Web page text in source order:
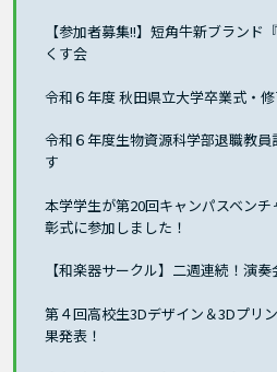
【参加者募集!!】短角牛新ブランド
くす会
令和６年度 秋田県立大学卒業式・
令和６年度生物資源科学部退職教員
す
本学学生が第20回キャンパスベン
彰式に参加しました！
【和楽器サークル】二週連続！演
第４回高校生3Dデザイン＆3Dプリ
果発表！